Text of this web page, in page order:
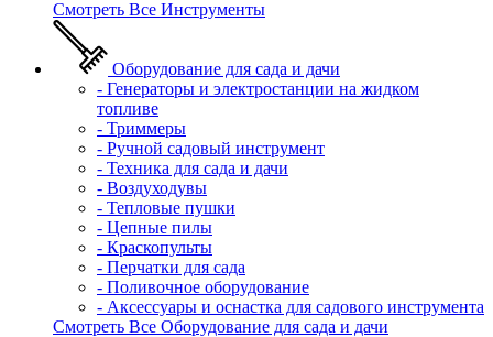
Смотреть Все Инструменты
Оборудование для сада и дачи
- Генераторы и электростанции на жидком
топливе
- Триммеры
- Ручной садовый инструмент
- Техника для сада и дачи
- Воздуходувы
- Тепловые пушки
- Цепные пилы
- Краскопульты
- Перчатки для сада
- Поливочное оборудование
- Аксессуары и оснастка для садового инструмента
Смотреть Все Оборудование для сада и дачи